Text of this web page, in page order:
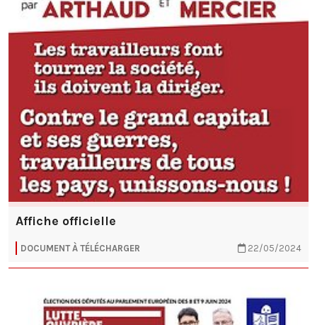
Affiche officielle
DOCUMENT À TÉLÉCHARGER 22/05/2024